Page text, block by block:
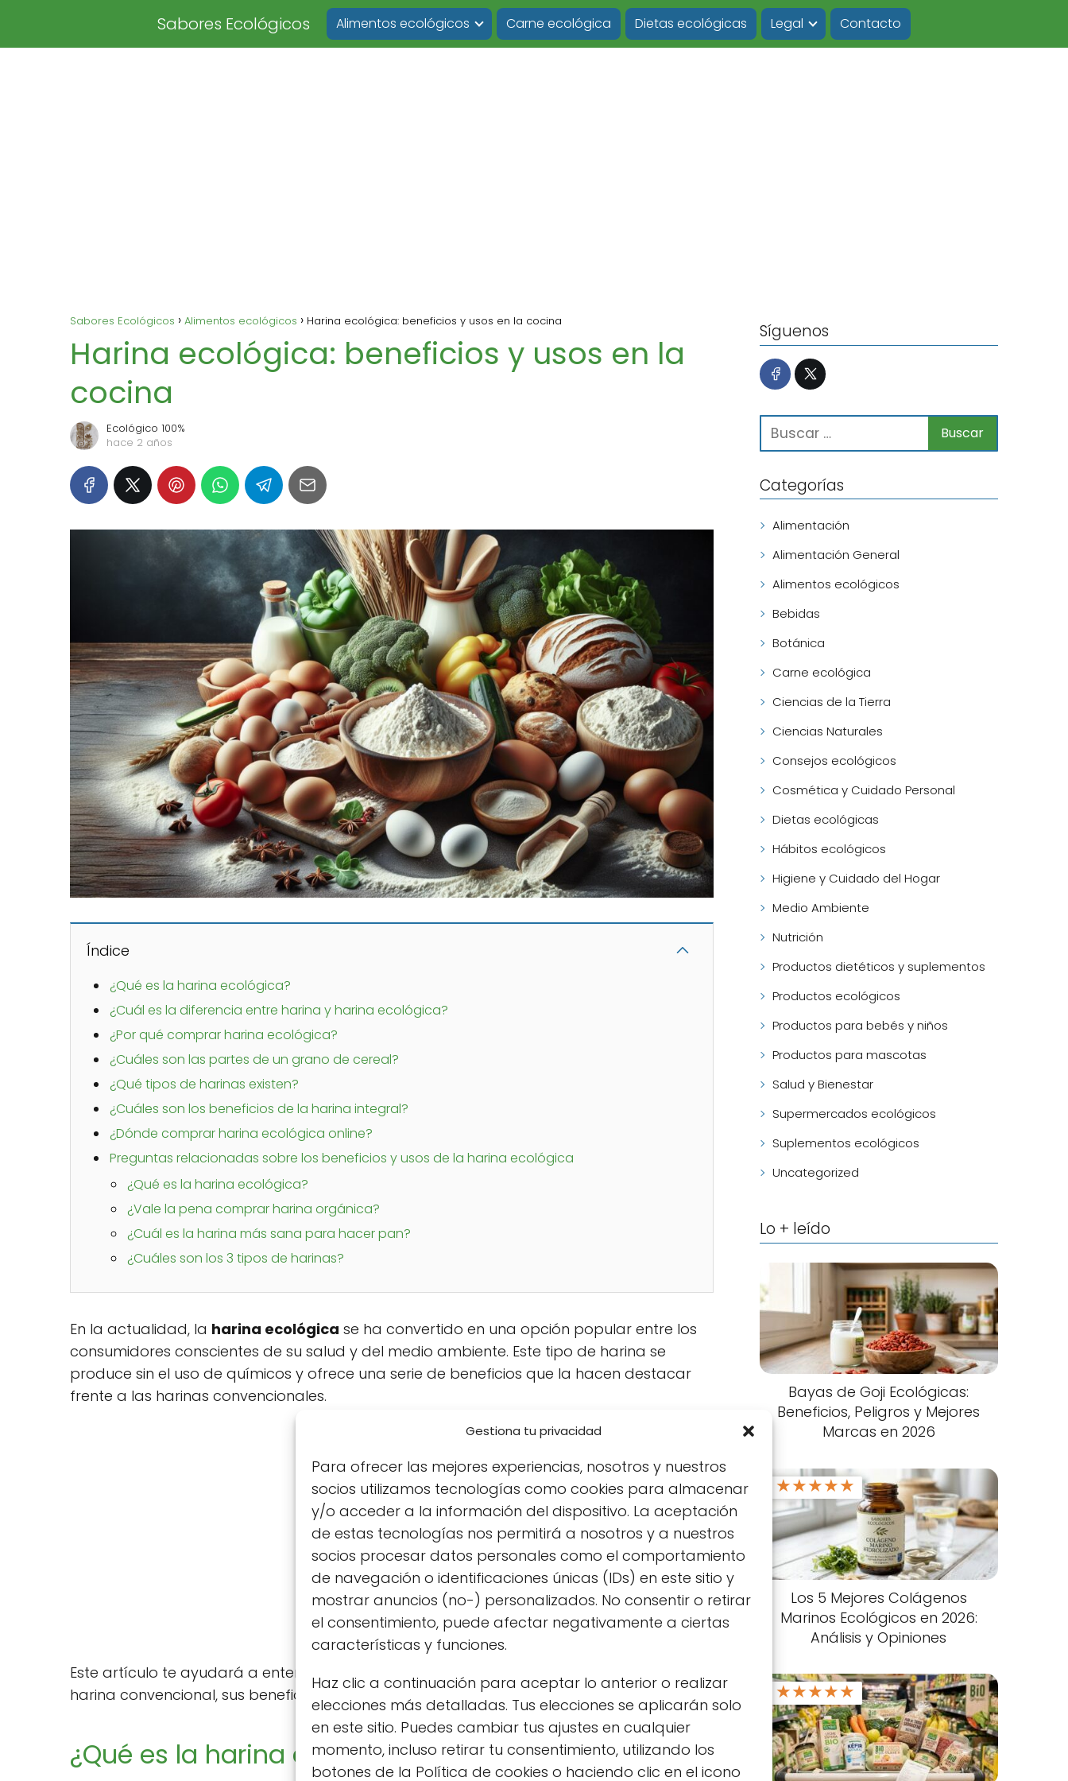
Gestiona tu privacidad
Para ofrecer las mejores experiencias, nosotros y nuestros
socios utilizamos tecnologías como cookies para almacenar
y/o acceder a la información del dispositivo. La aceptación
de estas tecnologías nos permitirá a nosotros y a nuestros
socios procesar datos personales como el comportamiento
de navegación o identificaciones únicas (IDs) en este sitio y
mostrar anuncios (no-) personalizados. No consentir o retirar
el consentimiento, puede afectar negativamente a ciertas
características y funciones.
Haz clic a continuación para aceptar lo anterior o realizar
elecciones más detalladas. Tus elecciones se aplicarán solo
en este sitio. Puedes cambiar tus ajustes en cualquier
momento, incluso retirar tu consentimiento, utilizando los
botones de la Política de cookies o haciendo clic en el icono
Sabores Ecológicos Alimentos ecológicos Carne ecológica Dietas ecológicas Legal Contacto
Sabores Ecológicos Alimentos ecológicos Harina ecológica: beneficios y usos en la cocina
Harina ecológica: beneficios y usos en la
cocina
Ecológico 100%
hace 2 años
Índice
¿Qué es la harina ecológica?
¿Cuál es la diferencia entre harina y harina ecológica?
¿Por qué comprar harina ecológica?
¿Cuáles son las partes de un grano de cereal?
¿Qué tipos de harinas existen?
¿Cuáles son los beneficios de la harina integral?
¿Dónde comprar harina ecológica online?
Preguntas relacionadas sobre los beneficios y usos de la harina ecológica
¿Qué es la harina ecológica?
¿Vale la pena comprar harina orgánica?
¿Cuál es la harina más sana para hacer pan?
¿Cuáles son los 3 tipos de harinas?
En la actualidad, la harina ecológica se ha convertido en una opción popular entre los
consumidores conscientes de su salud y del medio ambiente. Este tipo de harina se
produce sin el uso de químicos y ofrece una serie de beneficios que la hacen destacar
frente a las harinas convencionales.
Este artículo te ayudará a entender qué es la harina ecológica, sus diferencias con la
harina convencional, sus beneficios y dónde puedes adquirirla de manera online.
¿Qué es la harina ecológica?
Síguenos
Categorías
Alimentación
Alimentación General
Alimentos ecológicos
Bebidas
Botánica
Carne ecológica
Ciencias de la Tierra
Ciencias Naturales
Consejos ecológicos
Cosmética y Cuidado Personal
Dietas ecológicas
Hábitos ecológicos
Higiene y Cuidado del Hogar
Medio Ambiente
Nutrición
Productos dietéticos y suplementos
Productos ecológicos
Productos para bebés y niños
Productos para mascotas
Salud y Bienestar
Supermercados ecológicos
Suplementos ecológicos
Uncategorized
Lo + leído
Bayas de Goji Ecológicas:
Beneficios, Peligros y Mejores
Marcas en 2026
★★★★★
Los 5 Mejores Colágenos
Marinos Ecológicos en 2026:
Análisis y Opiniones
★★★★★